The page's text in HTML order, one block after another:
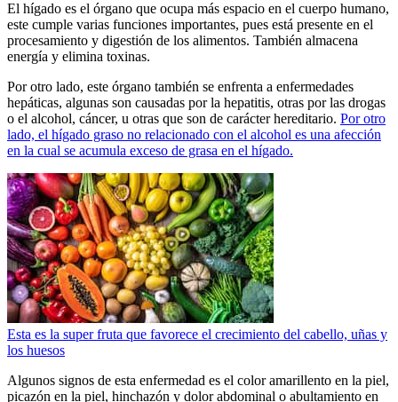
El hígado es el órgano que ocupa más espacio en el cuerpo humano,
este cumple varias funciones importantes, pues está presente en el
procesamiento y digestión de los alimentos. También almacena
energía y elimina toxinas.
Por otro lado, este órgano también se enfrenta a enfermedades
hepáticas, algunas son causadas por la hepatitis, otras por las drogas
o el alcohol, cáncer, u otras que son de carácter hereditario. Por otro
lado, el hígado graso no relacionado con el alcohol es una afección
en la cual se acumula exceso de grasa en el hígado.
Esta es la super fruta que favorece el crecimiento del cabello, uñas y
los huesos
Algunos signos de esta enfermedad es el color amarillento en la piel,
picazón en la piel, hinchazón y dolor abdominal o abultamiento en